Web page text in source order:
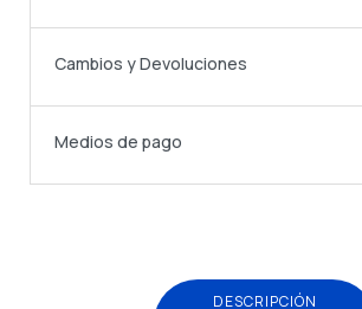
Cambios y Devoluciones
Medios de pago
DESCRIPCIÓN